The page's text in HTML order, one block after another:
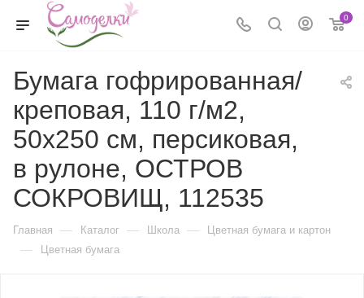
0
Бумага гофрированная/
креповая, 110 г/м2,
50х250 см, персиковая,
в рулоне, ОСТРОВ
СОКРОВИЩ, 112535
Главная — Каталог — Школа — Цветная бумага и картон
— Цветная бумага